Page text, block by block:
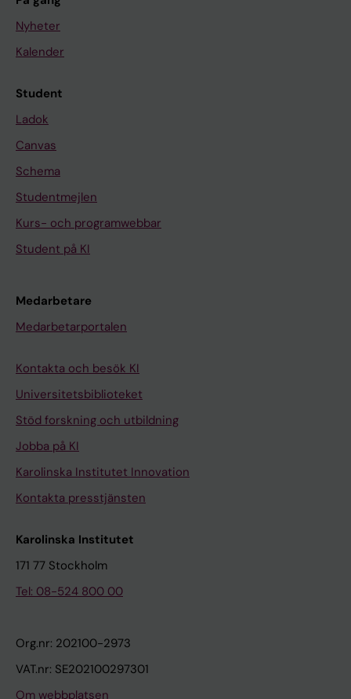
Nyheter
Kalender
Student
Ladok
Canvas
Schema
Studentmejlen
Kurs- och programwebbar
Student på KI
Medarbetare
Medarbetarportalen
Kontakta och besök KI
Universitetsbiblioteket
Stöd forskning och utbildning
Jobba på KI
Karolinska Institutet Innovation
Kontakta presstjänsten
Karolinska Institutet
171 77 Stockholm
Tel: 08-524 800 00
Org.nr: 202100-2973
VAT.nr: SE202100297301
Om webbplatsen